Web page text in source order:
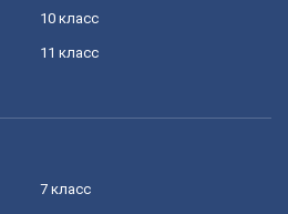
10 класс
11 класс
7 класс